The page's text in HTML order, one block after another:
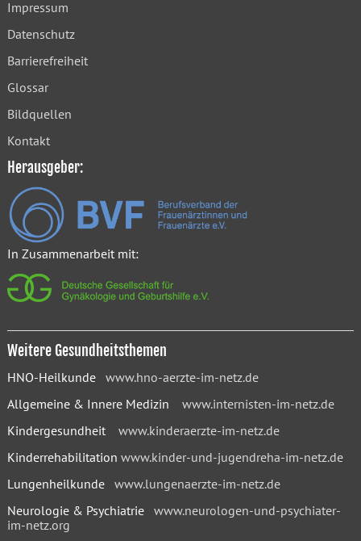
Impressum
Datenschutz
Barrierefreiheit
Glossar
Bildquellen
Kontakt
Herausgeber:
In Zusammenarbeit mit:
Weitere Gesundheitsthemen
HNO-Heilkunde www.hno-aerzte-im-netz.de
Allgemeine & Innere Medizin www.internisten-im-netz.de
Kindergesundheit www.kinderaerzte-im-netz.de
Kinderrehabilitation www.kinder-und-jugendreha-im-netz.de
Lungenheilkunde www.lungenaerzte-im-netz.de
Neurologie & Psychiatrie www.neurologen-und-psychiater-
im-netz.org